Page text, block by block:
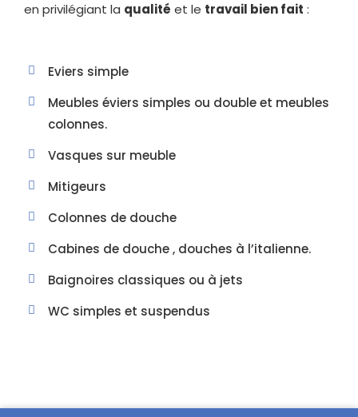
en privilégiant la qualité et le travail bien fait :
Eviers simple
Meubles éviers simples ou double et meubles
colonnes.
Vasques sur meuble
Mitigeurs
Colonnes de douche
Cabines de douche , douches à l’italienne.
Baignoires classiques ou à jets
WC simples et suspendus